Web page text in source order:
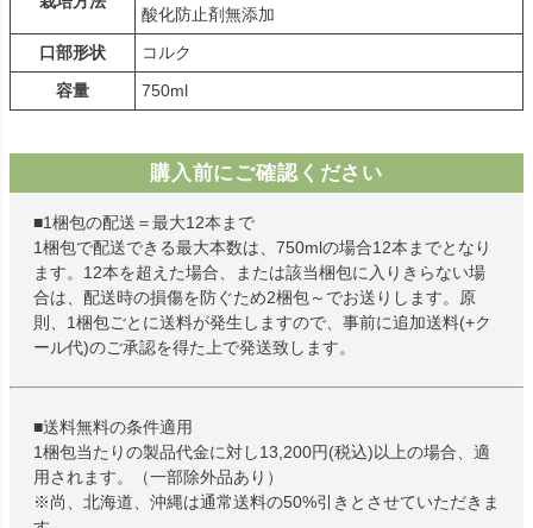
酸化防止剤無添加
口部形状
コルク
容量
750ml
購入前にご確認ください
■1梱包の配送＝最大12本まで
1梱包で配送できる最大本数は、750mlの場合12本までとなり
ます。12本を超えた場合、または該当梱包に入りきらない場
合は、配送時の損傷を防ぐため2梱包～でお送りします。原
則、1梱包ごとに送料が発生しますので、事前に追加送料(+ク
ール代)のご承認を得た上で発送致します。
■送料無料の条件適用
1梱包当たりの製品代金に対し13,200円(税込)以上の場合、適
用されます。（一部除外品あり）
※尚、北海道、沖縄は通常送料の50%引きとさせていただきま